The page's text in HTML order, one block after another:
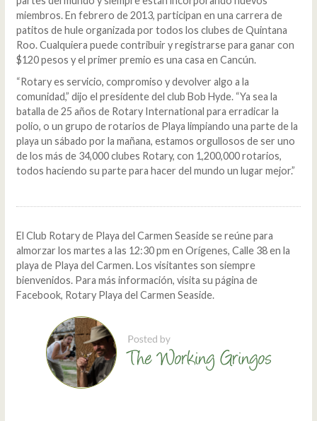
miembros. En febrero de 2013, participan en una carrera de
patitos de hule organizada por todos los clubes de Quintana
Roo. Cualquiera puede contribuir y registrarse para ganar con
$120 pesos y el primer premio es una casa en Cancún.
“Rotary es servicio, compromiso y devolver algo a la
comunidad,” dijo el presidente del club Bob Hyde. “Ya sea la
batalla de 25 años de Rotary International para erradicar la
polio, o un grupo de rotarios de Playa limpiando una parte de la
playa un sábado por la mañana, estamos orgullosos de ser uno
de los más de 34,000 clubes Rotary, con 1,200,000 rotarios,
todos haciendo su parte para hacer del mundo un lugar mejor.”
El Club Rotary de Playa del Carmen Seaside se reúne para
almorzar los martes a las 12:30 pm en Orígenes, Calle 38 en la
playa de Playa del Carmen. Los visitantes son siempre
bienvenidos. Para más información, visita su página de
Facebook, Rotary Playa del Carmen Seaside.